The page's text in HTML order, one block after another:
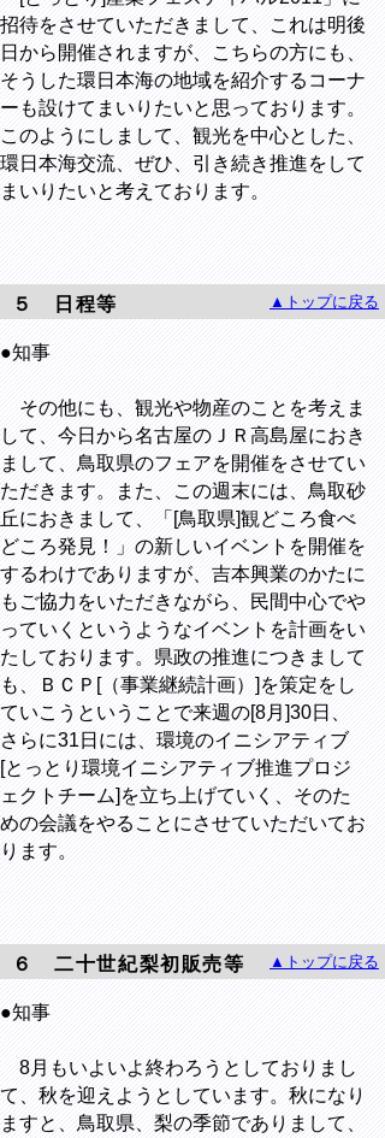
招待をさせていただきまして、これは明後
日から開催されますが、こちらの方にも、
そうした環日本海の地域を紹介するコーナ
ーも設けてまいりたいと思っております。
このようにしまして、観光を中心とした、
環日本海交流、ぜひ、引き続き推進をして
まいりたいと考えております。
５ 日程等 ▲トップに戻る
●知事
その他にも、観光や物産のことを考えま
して、今日から名古屋のＪＲ高島屋におき
まして、鳥取県のフェアを開催をさせてい
ただきます。また、この週末には、鳥取砂
丘におきまして、「[鳥取県]観どころ食べ
どころ発見！」の新しいイベントを開催を
するわけでありますが、吉本興業のかたに
もご協力をいただきながら、民間中心でや
っていくというようなイベントを計画をい
たしております。県政の推進につきまして
も、ＢＣＰ[（事業継続計画）]を策定をし
ていこうということで来週の[8月]30日、
さらに31日には、環境のイニシアティブ
[とっとり環境イニシアティブ推進プロジ
ェクトチーム]を立ち上げていく、そのた
めの会議をやることにさせていただいてお
ります。
６ 二十世紀梨初販売等 ▲トップに戻る
●知事
8月もいよいよ終わろうとしておりまし
て、秋を迎えようとしています。秋になり
ますと、鳥取県、梨の季節でありまして、